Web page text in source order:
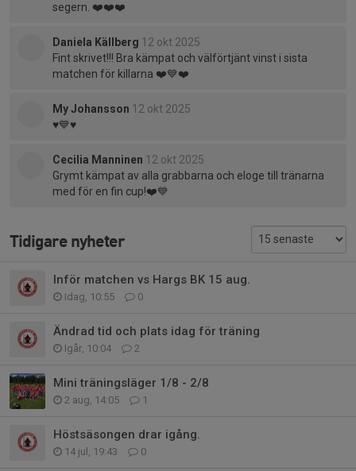
segern. ❤️❤️❤️
Daniela Källberg 12 okt 2025
Fint skrivet!!! Bra kämpat och välförtjänt vinst i sista
matchen för killarna ❤️💙❤️
My Johansson 12 okt 2025
♥️💙♥️
Cecilia Manninen 12 okt 2025
Grymt kämpat av alla grabbarna och eloge till tränarna
med för en fin cup!❤️💙
Tidigare nyheter
Inför matchen vs Hargs BK 15 aug.
Idag, 10:55 0
Ändrad tid och plats idag för träning
Igår, 10:04 2
Mini träningsläger 1/8 - 2/8
2 aug, 14:05 1
Höstsäsongen drar igång.
14 jul, 19:43 0